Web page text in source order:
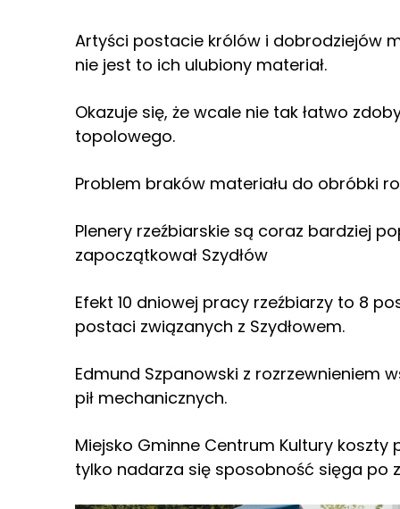
Artyści postacie królów i dobrodziejów
nie jest to ich ulubiony materiał.
Okazuje się, że wcale nie tak łatwo
topolowego.
Problem braków materiału do obróbki
Plenery rzeźbiarskie są coraz bardziej
zapoczątkował Szydłów
Efekt 10 dniowej pracy rzeźbiarzy to 8
postaci związanych z Szydłowem.
Edmund Szpanowski z rozrzewnieniem
pił mechanicznych.
Miejsko Gminne Centrum Kultury koszty
tylko nadarza się sposobność sięga po